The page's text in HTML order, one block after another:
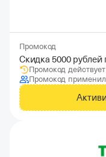
Промокод
Скидка 5000 рублей
Промокод
Промокод